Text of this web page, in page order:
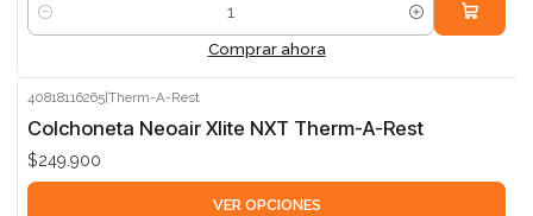
Cantidad
Comprar ahora
40818116265|Therm-A-Rest
Colchoneta Neoair Xlite NXT Therm-A-Rest
$249.900
VER OPCIONES